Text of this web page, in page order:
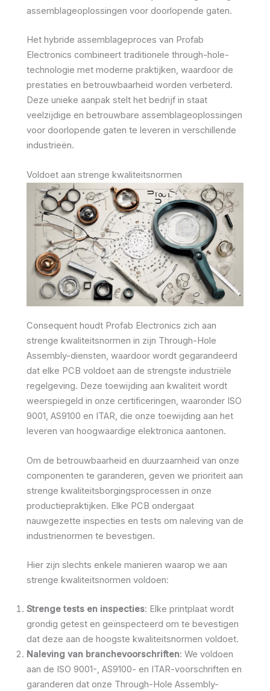
assemblageoplossingen voor doorlopende gaten.
Het hybride assemblageproces van Profab
Electronics combineert traditionele through-hole-
technologie met moderne praktijken, waardoor de
prestaties en betrouwbaarheid worden verbeterd.
Deze unieke aanpak stelt het bedrijf in staat
veelzijdige en betrouwbare assemblageoplossingen
voor doorlopende gaten te leveren in verschillende
industrieën.
Voldoet aan strenge kwaliteitsnormen
Consequent houdt Profab Electronics zich aan
strenge kwaliteitsnormen in zijn Through-Hole
Assembly-diensten, waardoor wordt gegarandeerd
dat elke PCB voldoet aan de strengste industriële
regelgeving. Deze toewijding aan kwaliteit wordt
weerspiegeld in onze certificeringen, waaronder ISO
9001, AS9100 en ITAR, die onze toewijding aan het
leveren van hoogwaardige elektronica aantonen.
Om de betrouwbaarheid en duurzaamheid van onze
componenten te garanderen, geven we prioriteit aan
strenge kwaliteitsborgingsprocessen in onze
productiepraktijken. Elke PCB ondergaat
nauwgezette inspecties en tests om naleving van de
industrienormen te bevestigen.
Hier zijn slechts enkele manieren waarop we aan
strenge kwaliteitsnormen voldoen:
Strenge tests en inspecties: Elke printplaat wordt
grondig getest en geïnspecteerd om te bevestigen
dat deze aan de hoogste kwaliteitsnormen voldoet.
Naleving van branchevoorschriften: We voldoen
aan de ISO 9001-, AS9100- en ITAR-voorschriften en
garanderen dat onze Through-Hole Assembly-